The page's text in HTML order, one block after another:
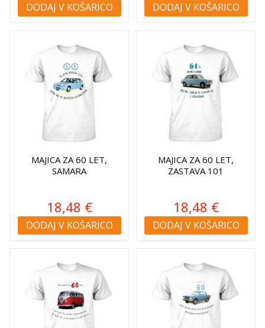
DODAJ V KOŠARICO DODAJ V KOŠARICO
MAJICA ZA 60 LET,
SAMARA
18,48 €
DODAJ V KOŠARICO
MAJICA ZA 60 LET,
ZASTAVA 101
18,48 €
DODAJ V KOŠARICO